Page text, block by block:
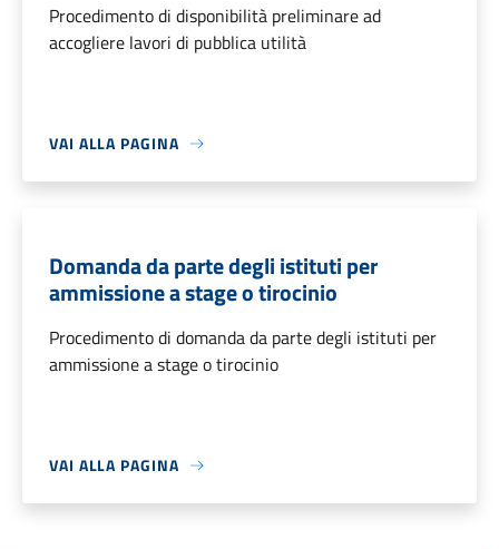
Procedimento di disponibilità preliminare ad
accogliere lavori di pubblica utilità
VAI ALLA PAGINA
Domanda da parte degli istituti per
ammissione a stage o tirocinio
Procedimento di domanda da parte degli istituti per
ammissione a stage o tirocinio
VAI ALLA PAGINA